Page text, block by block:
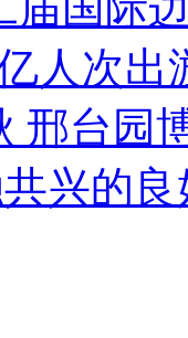
人次
邢台园
兴的